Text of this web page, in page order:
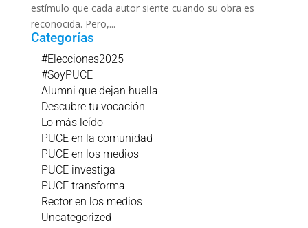
estímulo que cada autor siente cuando su obra es
reconocida. Pero,...
Categorías
#Elecciones2025
#SoyPUCE
Alumni que dejan huella
Descubre tu vocación
Lo más leído
PUCE en la comunidad
PUCE en los medios
PUCE investiga
PUCE transforma
Rector en los medios
Uncategorized